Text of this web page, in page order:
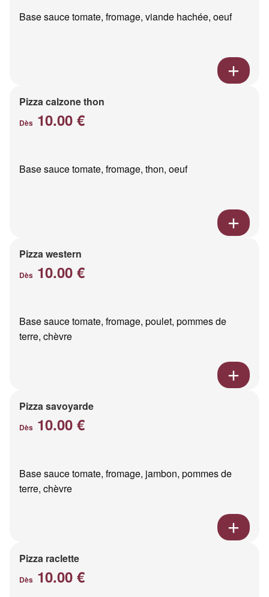
Base sauce tomate, fromage, viande hachée, oeuf
Pizza calzone thon
Dès 10.00 €
Base sauce tomate, fromage, thon, oeuf
Pizza western
Dès 10.00 €
Base sauce tomate, fromage, poulet, pommes de
terre, chèvre
Pizza savoyarde
Dès 10.00 €
Base sauce tomate, fromage, jambon, pommes de
terre, chèvre
Pizza raclette
Dès 10.00 €